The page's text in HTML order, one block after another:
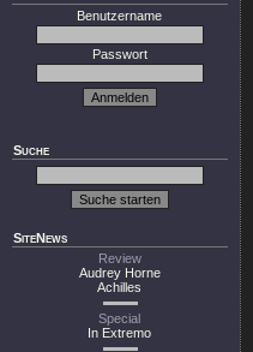
Benutzername
Passwort
Suche
SiteNews
Review
Audrey Horne
Achilles
Special
In Extremo